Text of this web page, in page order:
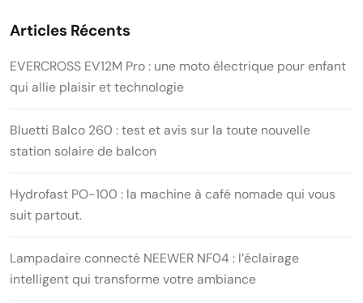
Articles Récents
EVERCROSS EV12M Pro : une moto électrique pour enfant
qui allie plaisir et technologie
Bluetti Balco 260 : test et avis sur la toute nouvelle
station solaire de balcon
Hydrofast PO-100 : la machine à café nomade qui vous
suit partout.
Lampadaire connecté NEEWER NF04 : l’éclairage
intelligent qui transforme votre ambiance